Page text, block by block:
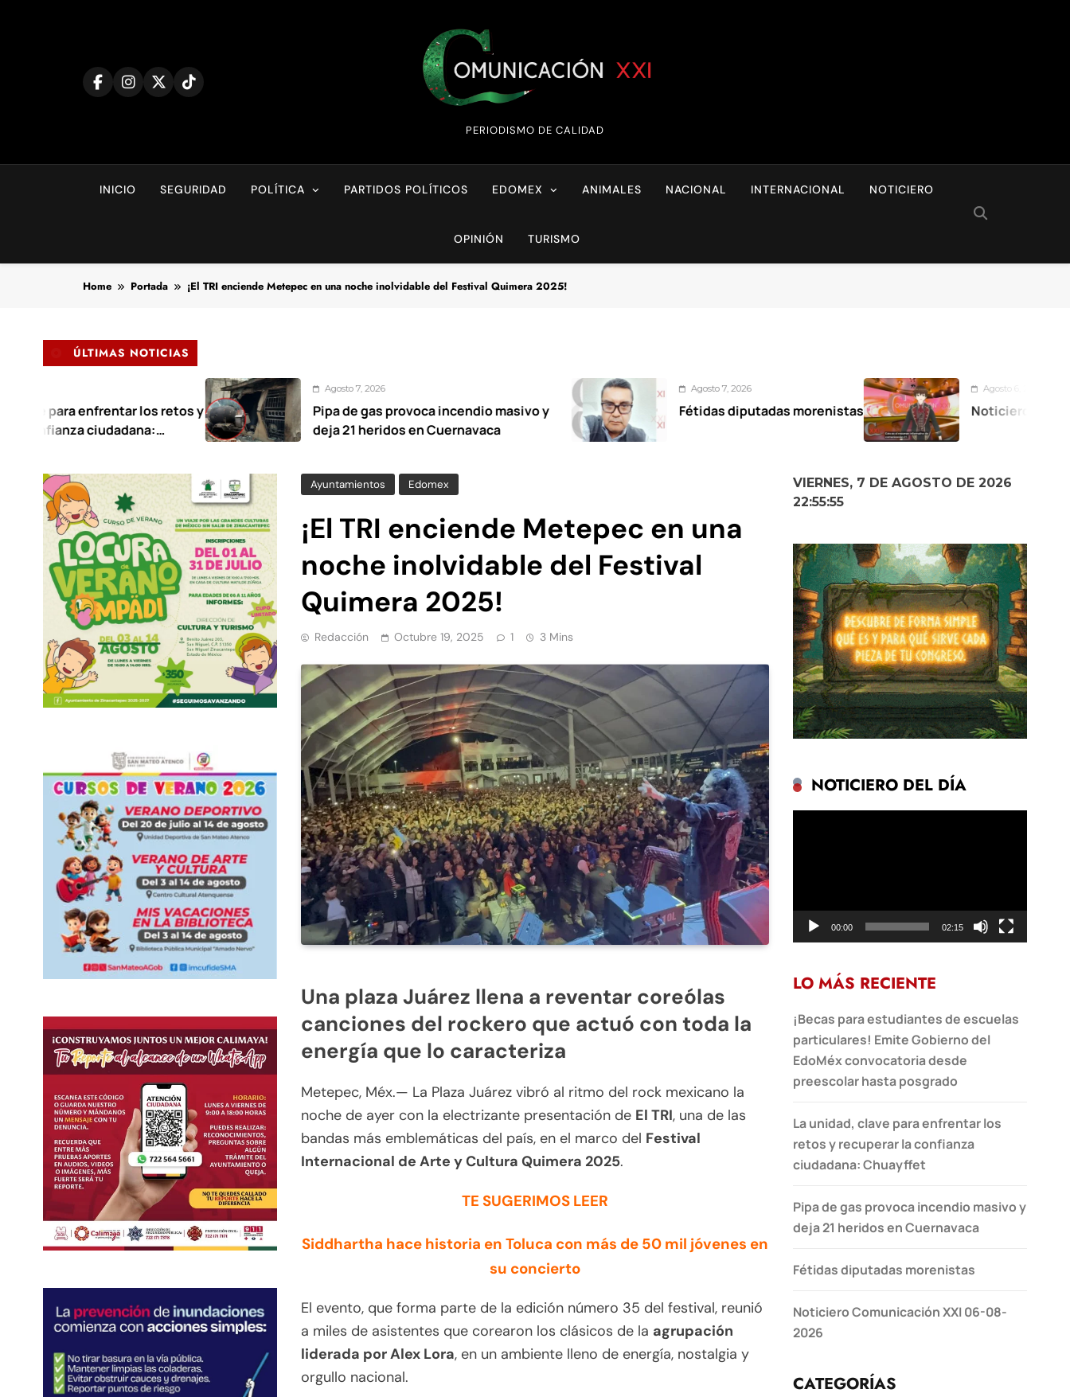
Comunicación XXI
PERIODISMO DE CALIDAD
INICIO SEGURIDAD POLÍTICA PARTIDOS POLÍTICOS EDOMEX ANIMALES NACIONAL INTERNACIONAL NOTICIERO
OPINIÓN TURISMO
Home Portada ¡El TRI enciende Metepec en una noche inolvidable del Festival Quimera 2025!
ÚLTIMAS NOTICIAS
los retos y
ciudadana:
Agosto 7, 2026
Pipa de gas provoca incendio masivo y
deja 21 heridos en Cuernavaca
Agosto 7, 2026
Fétidas diputadas morenistas
Agosto 6, 2026
Noticiero Comunicación
Ayuntamientos Edomex
¡El TRI enciende Metepec en una
noche inolvidable del Festival
Quimera 2025!
Redacción Octubre 19, 2025 1 3 Mins
Una plaza Juárez llena a reventar coreólas
canciones del rockero que actuó con toda la
energía que lo caracteriza
Metepec, Méx.— La Plaza Juárez vibró al ritmo del rock mexicano la
noche de ayer con la electrizante presentación de El TRI, una de las
bandas más emblemáticas del país, en el marco del Festival
Internacional de Arte y Cultura Quimera 2025.
TE SUGERIMOS LEER
Siddhartha hace historia en Toluca con más de 50 mil jóvenes en
su concierto
El evento, que forma parte de la edición número 35 del festival, reunió
a miles de asistentes que corearon los clásicos de la agrupación
liderada por Alex Lora, en un ambiente lleno de energía, nostalgia y
orgullo nacional.
VIERNES, 7 DE AGOSTO DE 2026
22:55:56
NOTICIERO DEL DÍA
00:00 02:15
LO MÁS RECIENTE
¡Becas para estudiantes de escuelas
particulares! Emite Gobierno del
EdoMéx convocatoria desde
preescolar hasta posgrado
La unidad, clave para enfrentar los
retos y recuperar la confianza
ciudadana: Chuayffet
Pipa de gas provoca incendio masivo y
deja 21 heridos en Cuernavaca
Fétidas diputadas morenistas
Noticiero Comunicación XXI 06-08-
2026
CATEGORÍAS